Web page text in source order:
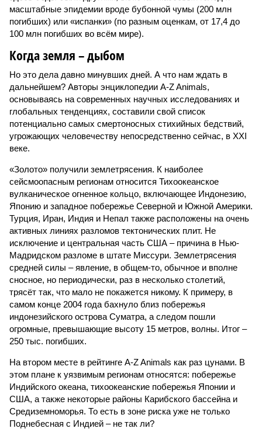
масштабные эпидемии вроде бубонной чумы (200 млн
погибших) или «испанки» (по разным оценкам, от 17,4 до
100 млн погибших во всём мире).
Когда земля – дыбом
Но это дела давно минувших дней. А что нам ждать в
дальнейшем? Авторы энциклопедии A-Z Animals,
основываясь на современных научных исследованиях и
глобальных тенденциях, составили свой список
потенциально самых смертоносных стихийных бедствий,
угрожающих человечеству непосредственно сейчас, в XXI
веке.
«Золото» получили землетрясения. К наиболее
сейсмоопасным регионам относится Тихоокеанское
вулканическое огненное кольцо, включающее Индонезию,
Японию и западное побережье Северной и Южной Америки.
Турция, Иран, Индия и Непал также расположены на очень
активных линиях разломов тектонических плит. Не
исключение и центральная часть США – причина в Нью-
Мадридском разломе в штате Миссури. Землетрясения
средней силы – явление, в общем-то, обычное и вполне
сносное, но периодически, раз в несколько столетий,
трясёт так, что мало не покажется никому. К примеру, в
самом конце 2004 года бахнуло близ побережья
индонезийского острова Суматра, а следом пошли
огромные, превышающие высоту 15 метров, волны. Итог –
250 тыс. погибших.
На втором месте в рейтинге A-Z Animals как раз цунами. В
этом плане к уязвимым регионам относятся: побережье
Индийского океана, тихо­океанские побережья Японии и
США, а также некоторые районы Карибского бассейна и
Средиземноморья. То есть в зоне риска уже не только
Поднебесная с Индией – не так ли?